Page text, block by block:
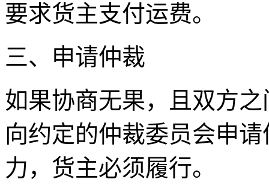
要求货主支付运费。
三、申请仲裁
如果协商无果，且双方
向约定的仲裁委员会申
力，货主必须履行。